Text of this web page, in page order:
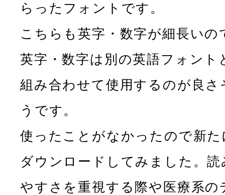
らったフォントです。
こちらも英字・数字が細長いの
英字・数字は別の英語フォント
組み合わせて使用するのが良さ
うです。
使ったことがなかったので新た
ダウンロードしてみました。読
やすさを重視する際や医療系の